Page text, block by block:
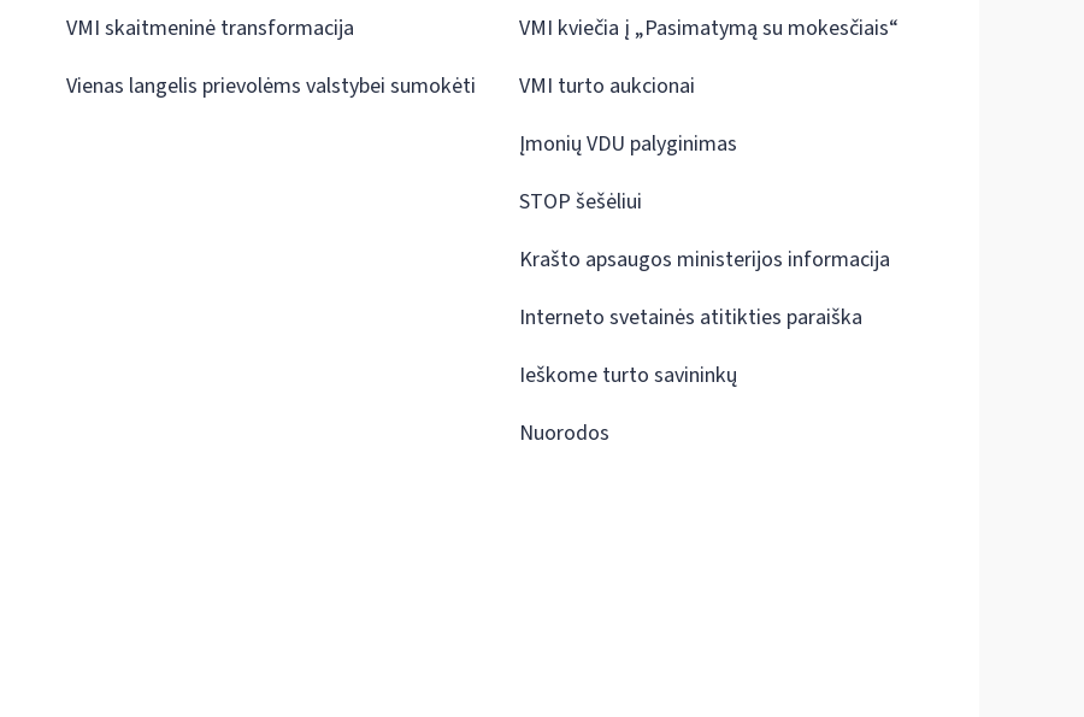
VMI skaitmeninė transformacija
Vienas langelis prievolėms valstybei sumokėti
VMI kviečia į „Pasimatymą su mokesčiais“
VMI turto aukcionai
Įmonių VDU palyginimas
STOP šešėliui
Krašto apsaugos ministerijos informacija
Interneto svetainės atitikties paraiška
Ieškome turto savininkų
Nuorodos